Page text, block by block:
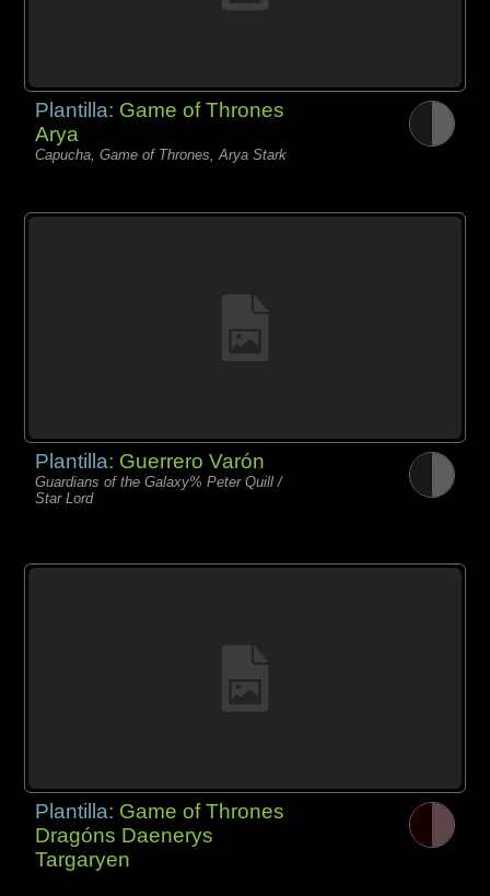
Plantilla: Game of Thrones
Arya
Capucha, Game of Thrones, Arya Stark
Plantilla: Guerrero Varón
Guardians of the Galaxy% Peter Quill /
Star Lord
Plantilla: Game of Thrones
Dragóns Daenerys
Targaryen